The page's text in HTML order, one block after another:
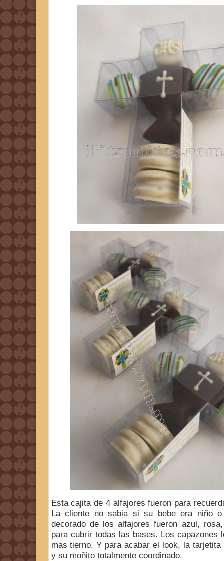
Esta cajita de 4 alfajores fueron para
La cliente no sabia si su bebe era niño
decorado de los alfajores fueron azul,
para cubrir todas las bases. Los capazones
mas tierno. Y para acabar el look, la tarjetita
y su moñito totalmente coordinado.